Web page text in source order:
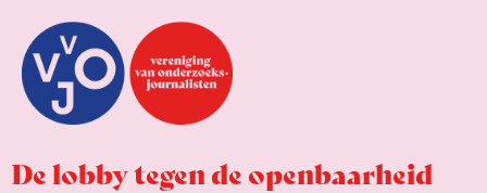
De lobby tegen de openbaarheid